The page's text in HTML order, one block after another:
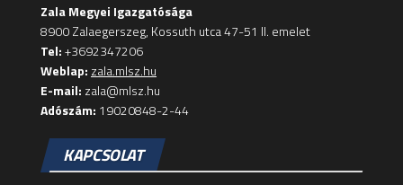
Zala Megyei Igazgatósága
8900 Zalaegerszeg, Kossuth utca 47-51 II. emelet
Tel:+3692347206
Weblap: zala.mlsz.hu
E-mail: zala@mlsz.hu
Adószám: 19020848-2-44
KAPCSOLAT